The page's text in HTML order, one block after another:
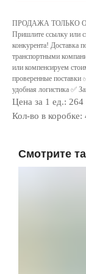
ПРОДАЖА ТОЛЬКО
Пришлите ссылку или
конкурента! Доставка
транспортными
или компенсируем
проверенные поставки
удобная логистика ✅
Цена за 1 ед.: 264
Кол-во в коробке:
Смотрите